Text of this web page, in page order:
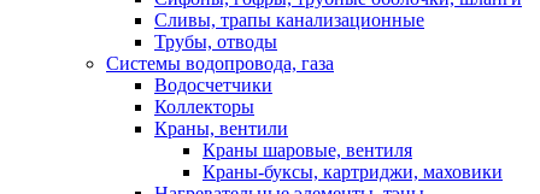
Сливы, трапы канализационные
Трубы, отводы
Системы водопровода, газа
Водосчетчики
Коллекторы
Краны, вентили
Краны шаровые, вентиля
Краны-буксы, картриджи, маховики